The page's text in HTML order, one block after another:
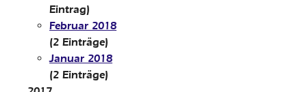
Eintrag)
Februar 2018
(2 Einträge)
Januar 2018
(2 Einträge)